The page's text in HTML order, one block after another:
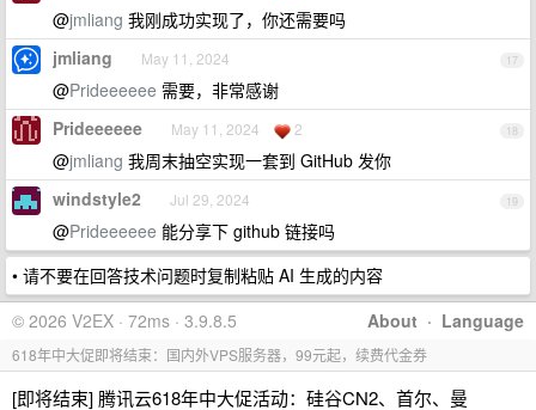
@jmliang 我刚成功实现了，你还需要吗
17
jmliang May 11, 2024
@Prideeeeee 需要，非常感谢
18
Prideeeeee May 11, 2024 2
@jmliang 我周末抽空实现一套到 GitHub 发你
19
windstyle2 Jul 29, 2024
@Prideeeeee 能分享下 github 链接吗
• 请不要在回答技术问题时复制粘贴 AI 生成的内容
About · Language
© 2026 V2EX · 72ms · 3.9.8.5
618年中大促即将结束：国内外VPS服务器，99元起，续费代金券
[即将结束] 腾讯云618年中大促活动：硅谷CN2、首尔、曼